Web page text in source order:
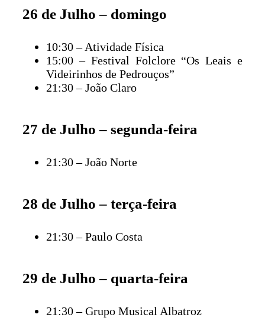
26 de Julho – domingo
10:30 – Atividade Física
15:00 – Festival Folclore “Os Leais e
Videirinhos de Pedrouços”
21:30 – João Claro
27 de Julho – segunda-feira
21:30 – João Norte
28 de Julho – terça-feira
21:30 – Paulo Costa
29 de Julho – quarta-feira
21:30 – Grupo Musical Albatroz